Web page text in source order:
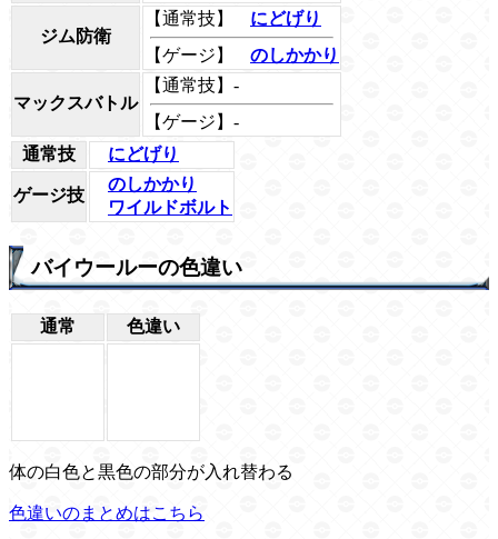
ジム防衛
【通常技】
にどげり
【ゲージ】
のしかかり
マックスバトル
【通常技】-
【ゲージ】-
通常技
にどげり
ゲージ技
のしかかり
ワイルドボルト
バイウールーの色違い
通常 色違い
体の白色と黒色の部分が入れ替わる
色違いのまとめはこちら